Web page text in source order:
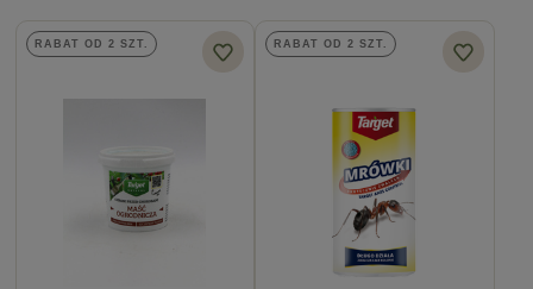
RABAT OD 2 SZT. RABAT OD 2 SZT.